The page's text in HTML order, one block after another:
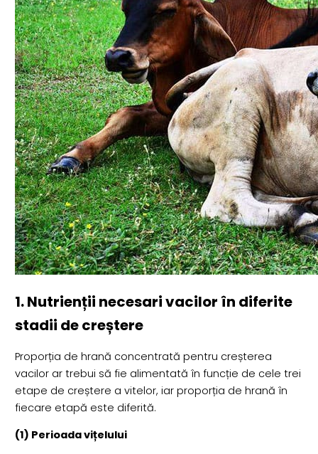
1. Nutrienții necesari vacilor în diferite
stadii de creștere
Proporția de hrană concentrată pentru creșterea
vacilor ar trebui să fie alimentată în funcție de cele trei
etape de creștere a vitelor, iar proporția de hrană în
fiecare etapă este diferită.
(1) Perioada vițelului